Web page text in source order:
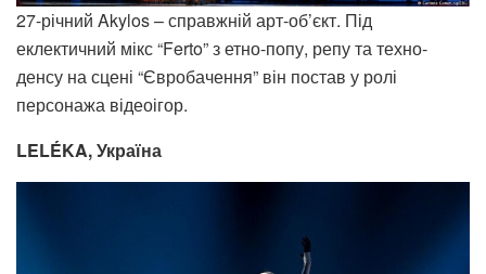
27-річний Akylos – справжній арт-об’єкт. Під
еклектичний мікс “Ferto” з етно-попу, репу та техно-
денсу на сцені “Євробачення” він постав у ролі
персонажа відеоігор.
LELÉKA, Україна